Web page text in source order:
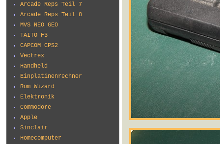
Arcade Reps Teil 7
Arcade Reps Teil 8
MVS NEO GEO
TAITO F3
CAPCOM CPS2
Vectrex
Handheld
Einplatinenrechner
Rom Wizard
Elektronik
Commodore
Apple
Sinclair
Homecomputer